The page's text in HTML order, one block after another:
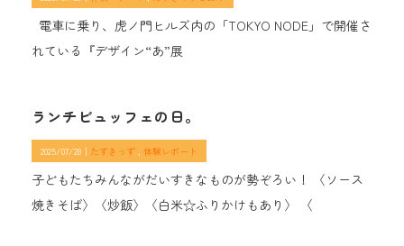
電車に乗り、虎ノ門ヒルズ内の「TOKYO NODE」で開催さ
れている『デザイン“あ”展
ランチビュッフェの日。
2025/07/28｜ たすきっず 体験レポート
子どもたちみんながだいすきなものが勢ぞろい！ 〈ソース
焼きそば〉〈炒飯〉〈白米☆ふりかけもあり〉 〈